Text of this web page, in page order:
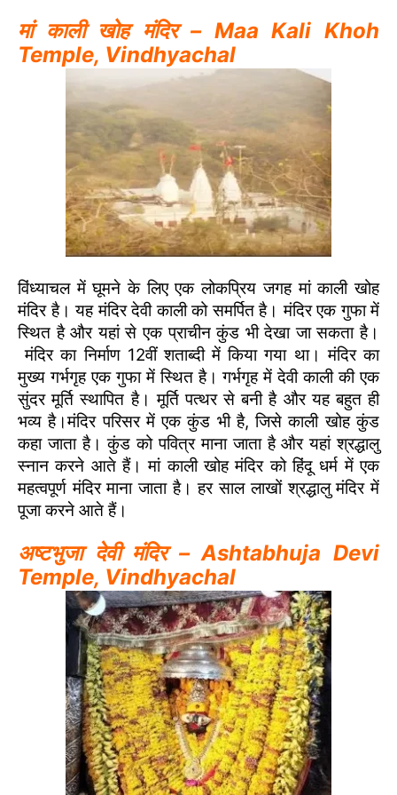
मां काली खोह मंदिर – Maa Kali Khoh
Temple, Vindhyachal
विंध्याचल में घूमने के लिए एक लोकप्रिय जगह मां काली खोह
मंदिर है। यह मंदिर देवी काली को समर्पित है। मंदिर एक गुफा में
स्थित है और यहां से एक प्राचीन कुंड भी देखा जा सकता है।
मंदिर का निर्माण 12वीं शताब्दी में किया गया था। मंदिर का
मुख्य गर्भगृह एक गुफा में स्थित है। गर्भगृह में देवी काली की एक
सुंदर मूर्ति स्थापित है। मूर्ति पत्थर से बनी है और यह बहुत ही
भव्य है।मंदिर परिसर में एक कुंड भी है, जिसे काली खोह कुंड
कहा जाता है। कुंड को पवित्र माना जाता है और यहां श्रद्धालु
स्नान करने आते हैं। मां काली खोह मंदिर को हिंदू धर्म में एक
महत्वपूर्ण मंदिर माना जाता है। हर साल लाखों श्रद्धालु मंदिर में
पूजा करने आते हैं।
अष्टभुजा देवी मंदिर – Ashtabhuja Devi
Temple, Vindhyachal